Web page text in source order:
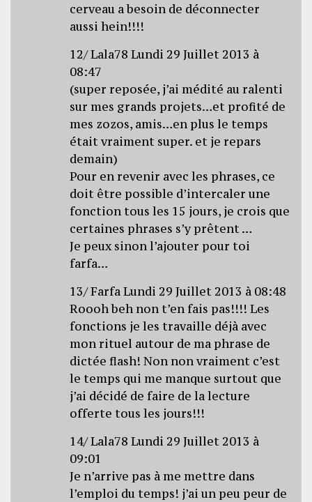
cerveau a besoin de déconnecter
aussi hein!!!!
12/ Lala78 Lundi 29 Juillet 2013 à
08:47
(super reposée, j’ai médité au ralenti
sur mes grands projets…et profité de
mes zozos, amis…en plus le temps
était vraiment super. et je repars
demain)
Pour en revenir avec les phrases, ce
doit être possible d’intercaler une
fonction tous les 15 jours, je crois que
certaines phrases s’y prêtent …
Je peux sinon l’ajouter pour toi
farfa…
13/ Farfa Lundi 29 Juillet 2013 à 08:48
Roooh beh non t’en fais pas!!!! Les
fonctions je les travaille déjà avec
mon rituel autour de ma phrase de
dictée flash! Non non vraiment c’est
le temps qui me manque surtout que
j’ai décidé de faire de la lecture
offerte tous les jours!!!
14/ Lala78 Lundi 29 Juillet 2013 à
09:01
Je n’arrive pas à me mettre dans
l’emploi du temps! j’ai un peu peur de